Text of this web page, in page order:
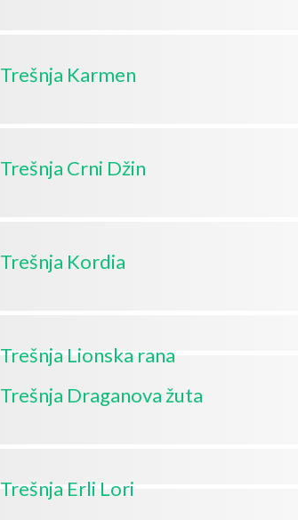
Trešnja Karmen
Trešnja Crni Džin
Trešnja Kordia
Trešnja Lionska rana
Trešnja Draganova žuta
Trešnja Erli Lori